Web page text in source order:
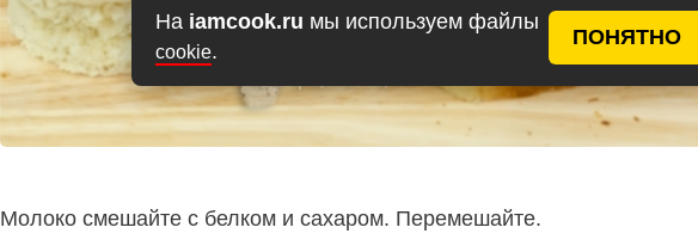
На iamcook.ru мы используем файлы
cookie.
ПОНЯТНО
Молоко смешайте с белком и сахаром. Перемешайте.